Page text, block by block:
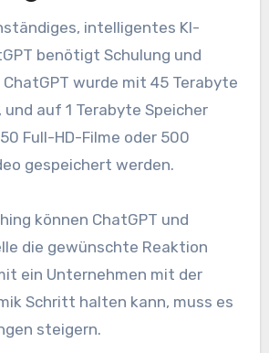
intelligentes KI-
benötigt Schulung und
wurde mit 45 Terabyte
auf 1 Terabyte Speicher
Full-HD-Filme oder 500
gespeichert werden.
können ChatGPT und
die gewünschte Reaktion
ein Unternehmen mit der
Schritt halten kann, muss es
steigern.